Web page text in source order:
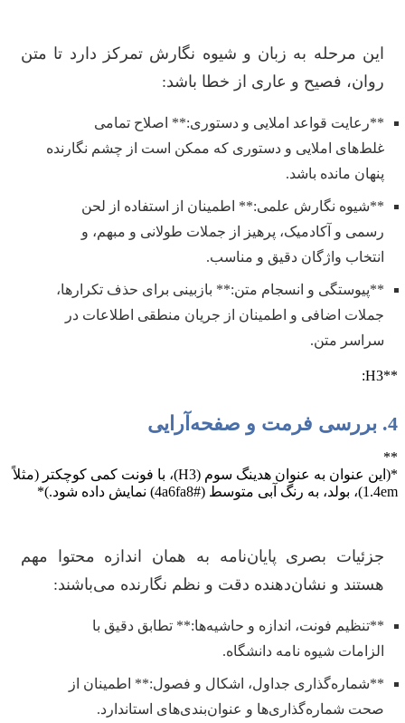
این مرحله به زبان و شیوه نگارش تمرکز دارد تا متن
روان، فصیح و عاری از خطا باشد:
**رعایت قواعد املایی و دستوری:** اصلاح تمامی
غلط‌های املایی و دستوری که ممکن است از چشم نگارنده
پنهان مانده باشد.
**شیوه نگارش علمی:** اطمینان از استفاده از لحن
رسمی و آکادمیک، پرهیز از جملات طولانی و مبهم، و
انتخاب واژگان دقیق و مناسب.
**پیوستگی و انسجام متن:** بازبینی برای حذف تکرارها،
جملات اضافی و اطمینان از جریان منطقی اطلاعات در
سراسر متن.
**H3:
4. بررسی فرمت و صفحه‌آرایی
**
*(این عنوان به عنوان هدینگ سوم (H3)، با فونت کمی کوچکتر (مثلاً
1.4em)، بولد، به رنگ آبی متوسط (#4a6fa8) نمایش داده شود.)*
جزئیات بصری پایان‌نامه به همان اندازه محتوا مهم
هستند و نشان‌دهنده دقت و نظم نگارنده می‌باشند:
**تنظیم فونت، اندازه و حاشیه‌ها:** تطابق دقیق با
الزامات شیوه نامه دانشگاه.
**شماره‌گذاری جداول، اشکال و فصول:** اطمینان از
صحت شماره‌گذاری‌ها و عنوان‌بندی‌های استاندارد.